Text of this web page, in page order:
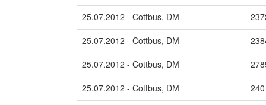
25.07.2012 - Cottbus, DM
25.07.2012 - Cottbus, DM
25.07.2012 - Cottbus, DM
25.07.2012 - Cottbus, DM